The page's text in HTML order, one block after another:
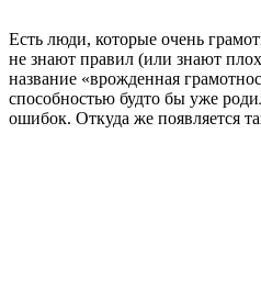
Есть люди, которые очень
не знают правил (или знают
название «врожденная
способностью будто бы уже
ошибок. Откуда же появляется